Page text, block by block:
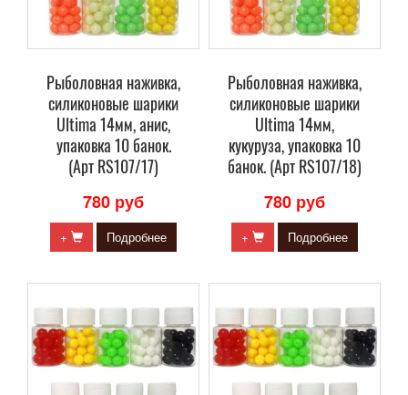
Рыболовная наживка,
силиконовые шарики
Ultima 14мм, анис,
упаковка 10 банок.
(Арт RS107/17)
780 руб
+ Подробнее
Рыболовная наживка,
силиконовые шарики
Ultima 14мм,
кукуруза, упаковка 10
банок. (Арт RS107/18)
780 руб
+ Подробнее